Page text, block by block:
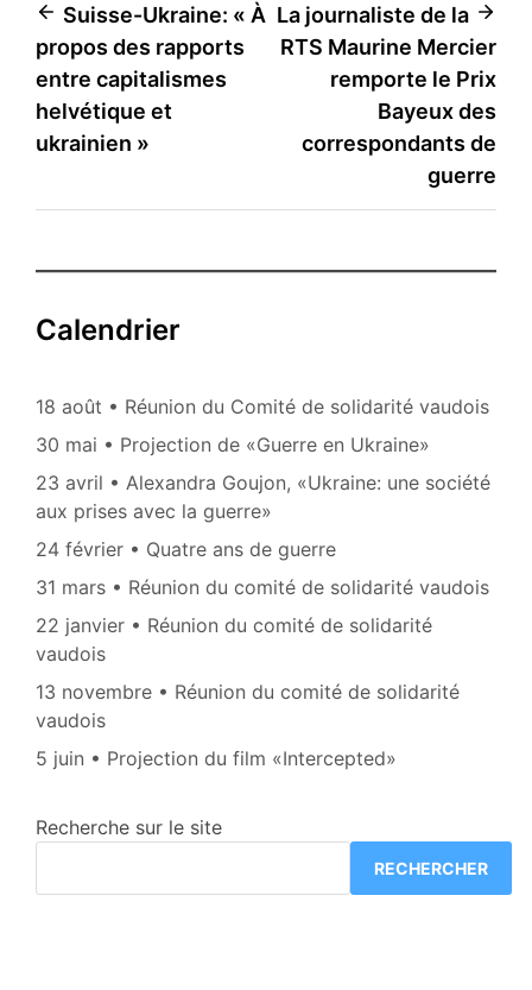
Navigation
de
l’article
Suisse-Ukraine: « À
propos des rapports
entre capitalismes
helvétique et
ukrainien »
La journaliste de la
RTS Maurine Mercier
remporte le Prix
Bayeux des
correspondants de
guerre
Calendrier
18 août • Réunion du Comité de solidarité vaudois
30 mai • Projection de «Guerre en Ukraine»
23 avril • Alexandra Goujon, «Ukraine: une société
aux prises avec la guerre»
24 février • Quatre ans de guerre
31 mars • Réunion du comité de solidarité vaudois
22 janvier • Réunion du comité de solidarité
vaudois
13 novembre • Réunion du comité de solidarité
vaudois
5 juin • Projection du film «Intercepted»
Recherche sur le site
RECHERCHER